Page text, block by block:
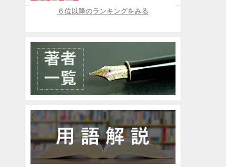
６位以降のランキングをみる